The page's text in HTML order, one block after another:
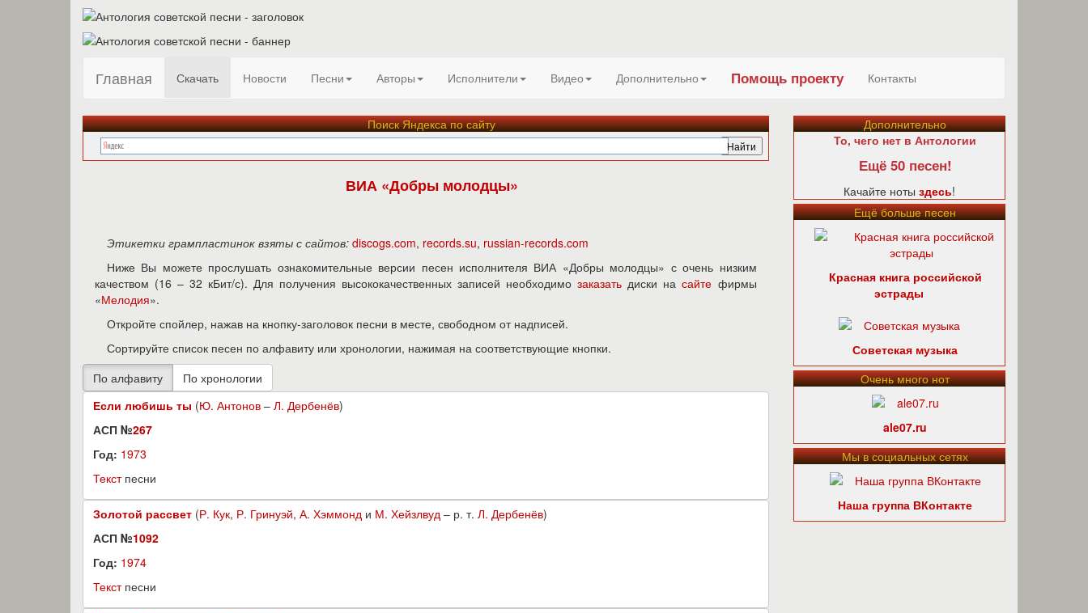
Главная Скачать Новости Песни Авторы Исполнители Видео Дополнительно Помощь проекту Контакты
Поиск Яндекса по сайту
ВИА «Добры молодцы»
Этикетки грампластинок взяты с сайтов: discogs.com, records.su, russian-records.com
Ниже Вы можете прослушать ознакомительные версии песен исполнителя ВИА «Добры молодцы» с очень низким
качеством (16 – 32 кБит/с). Для получения высококачественных записей необходимозаказать диски насайте фирмы
«Мелодия».
Откройте спойлер, нажав на кнопку-заголовок песни в месте, свободном от надписей.
Сортируйте список песен по алфавиту или хронологии, нажимая на соответствующие кнопки.
Если любишь ты (Ю. Антонов – Л. Дербенёв)
АСП №267
Год: 1973
Текстпесни
Золотой рассвет (Р. Кук, Р. Гринуэй, А. Хэммонд и М. Хейзлвуд – р. т. Л. Дербенёв)
АСП №1092
Год: 1974
Текстпесни
Дополнительно
То, чего нет в Антологии
Ещё 50 песен!
Качайте ноты здесь!
Ещё больше песен
Красная книга российской
эстрады
Советская музыка
Очень много нот
ale07.ru
Мы в социальных сетях
Наша группа ВКонтакте